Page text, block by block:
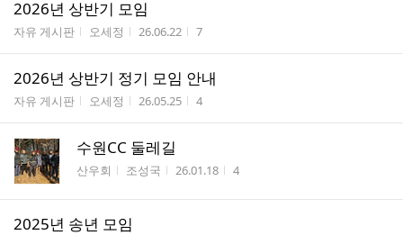
2026년 상반기 모임
게시판명
자유 게시판 작성자
오세정 작성시간
26.06.22 조회수
7
2026년 상반기 정기 모임 안내
게시판명
자유 게시판 작성자
오세정 작성시간
26.05.25 조회수
4
수원CC 둘레길
게시판명
산우회 작성자
조성국 작성시간
26.01.18 조회수
4
2025년 송년 모임